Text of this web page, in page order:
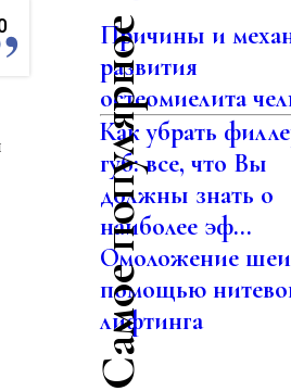
Самое популярное
Причины и
развития
остеомиелита
Как убрать
губ: все, что Вы
должны знать о
наиболее эф...
Омоложение
помощью
лифтинга